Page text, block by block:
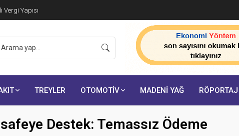
Vergi Yapısı
TREYLER OTOMOTİV MADENİ YAĞ RÖPORTAJ
Destek: Temassız Ödeme